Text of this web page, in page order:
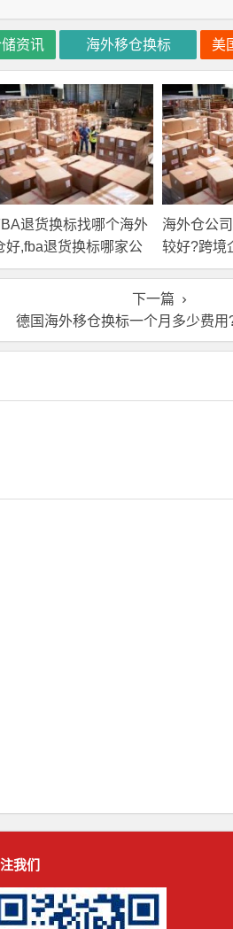
资讯 海外移仓换标 美
退货换标找哪个海外
好,fba退货换标哪家公
提供
海外仓公
较好?跨境
海外仓更
下一篇
德国海外移仓换标一个月多少费用
我们